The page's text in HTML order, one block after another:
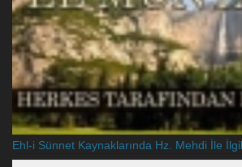
Ehl-i Sünnet Kaynaklarında Hz. Mehdi İle